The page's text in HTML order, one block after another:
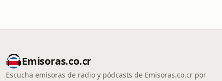
Emisoras.co.cr
Escucha emisoras de radio y pódcasts de Emisoras.co.cr por